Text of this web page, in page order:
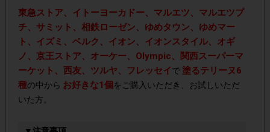
東急ストア、イトーヨーカドー、マルエツ、マルエツプ
チ、サミット、相鉄ローゼン、ゆめタウン、ゆめマー
ト、イズミ、ベルク、イオン、イオンスタイル、オギ
ノ、京王ストア、オーケー、Olympic、関西スーパーマ
ーケット、西友、ツルヤ、フレッセイで塗るテリーヌ6
種の中から お好きな1個 をご購入いただき、お試しいただ
いた方。